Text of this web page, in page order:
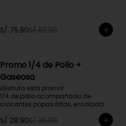
S/ 75.90S/ 82.90
Promo 1/4 de Pollo +
Gaseosa
¡Disfruta esta promo!
1/4 de pollo acompañado de
crocantes papas fritas, ensalada
personal y gratis una gaseosa de
500ml.
S/ 28.90S/ 36.80